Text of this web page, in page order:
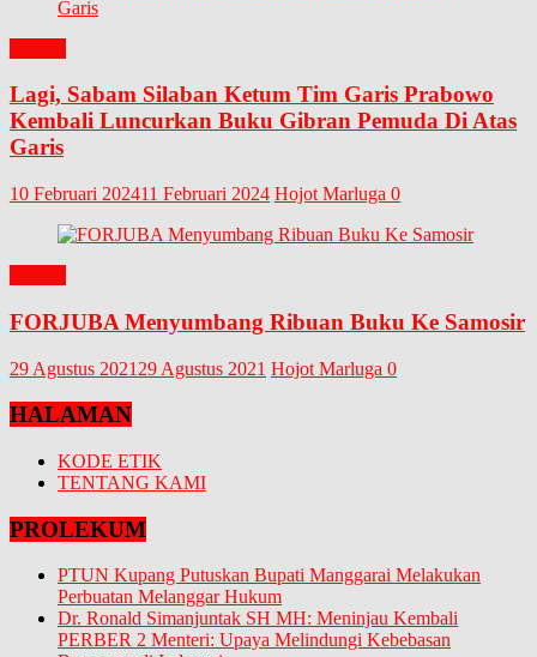
Lagi, Sabam Silaban Ketum Tim Garis Prabowo
Kembali Luncurkan Buku Gibran Pemuda Di Atas
Garis
10 Februari 202411 Februari 2024 Hojot Marluga 0
FORJUBA Menyumbang Ribuan Buku Ke Samosir
29 Agustus 2021 29 Agustus 2021 Hojot Marluga 0
HALAMAN
KODE ETIK
TENTANG KAMI
PROLEKUM
PTUN Kupang Putuskan Bupati Manggarai Melakukan
Perbuatan Melanggar Hukum
Dr. Ronald Simanjuntak SH MH: Meninjau Kembali
PERBER 2 Menteri: Upaya Melindungi Kebebasan